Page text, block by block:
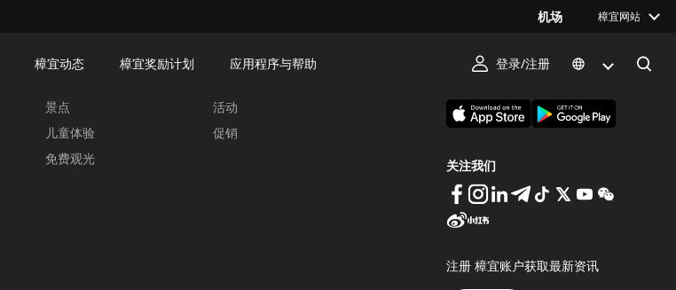
机场 樟宜网站
樟宜动态 樟宜奖励计划 应用程序与帮助 登录/注册
景点
儿童体验
免费观光
活动
促销
关注我们
注册 樟宜账户获取最新资讯